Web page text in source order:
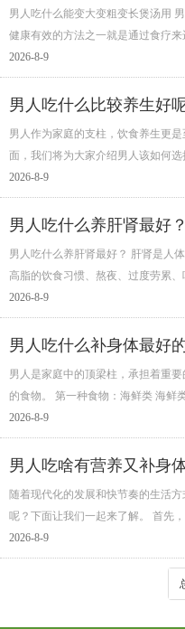
男人吃什么能变大变粗变长煲汤用
健康有效的方法之一就是通过食疗
2026-8-9
男人吃什么比较养生好
男人作为家庭的支柱，饮食养生更
面，我们将为大家介绍男人该如何
2026-8-9
男人吃什么养肝肾最好？
男人吃什么养肝肾最好？ 肝肾是人
高脂的饮食习惯、熬夜、过度劳累
2026-8-9
男人吃什么补身体最好
男人是家庭中的顶梁柱，承担着重
的食物。 第一种食物：海鲜类 海
2026-8-9
男人吃啥有营养又补身
随着现代化的发展和快节奏的生活
呢？下面让我们一起来了解。 首先
2026-8-9